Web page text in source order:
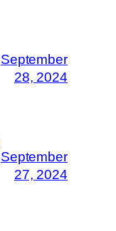
September
28, 2024
September
27, 2024